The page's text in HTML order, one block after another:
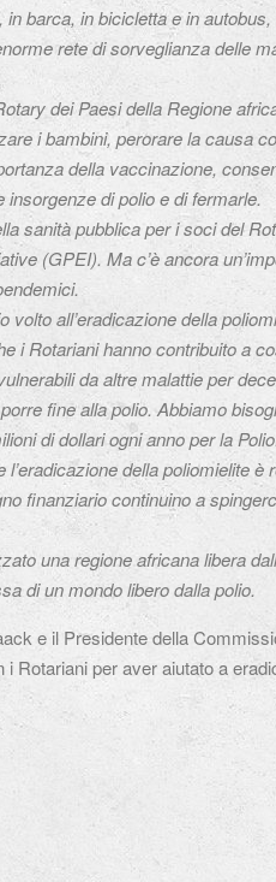
barca, in bicicletta e in
rete di sorveglianza delle
dei Paesi della Regione
i bambini, perorare la causa
della vaccinazione,
di polio e di fermarle.
sanità pubblica per i soci del
(GPEI). Ma c’è ancora
all’eradicazione della
i Rotariani hanno contribuito a
da altre malattie per
fine alla polio. Abbiamo
di dollari ogni anno per la
della poliomielite
finanziario continuino a
una regione africana libera
di un mondo libero dalla polio.
e il Presidente della
Rotariani per aver aiutato a